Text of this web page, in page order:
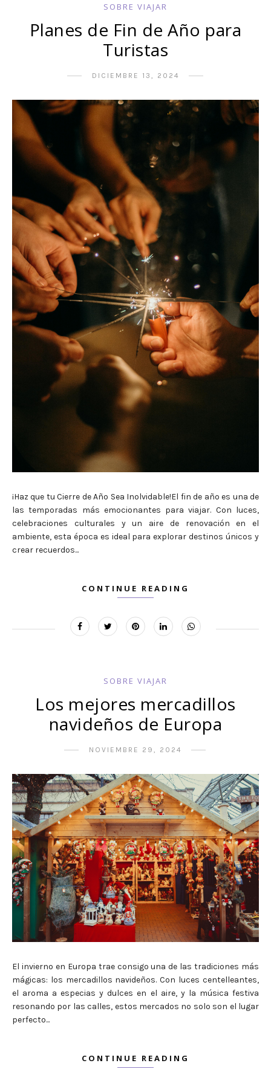
SOBRE VIAJAR
Planes de Fin de Año para
Turistas
DICIEMBRE 13, 2024
¡Haz que tu Cierre de Año Sea Inolvidable!El fin de año es una de
las temporadas más emocionantes para viajar. Con luces,
celebraciones culturales y un aire de renovación en el
ambiente, esta época es ideal para explorar destinos únicos y
crear recuerdos...
CONTINUE READING
SOBRE VIAJAR
Los mejores mercadillos
navideños de Europa
NOVIEMBRE 29, 2024
El invierno en Europa trae consigo una de las tradiciones más
mágicas: los mercadillos navideños. Con luces centelleantes,
el aroma a especias y dulces en el aire, y la música festiva
resonando por las calles, estos mercados no solo son el lugar
perfecto...
CONTINUE READING